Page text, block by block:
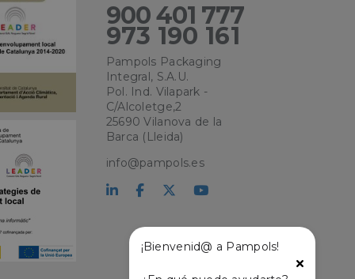
900 401 777
973 190 161
Pampols Packaging
Integral, S.A.U.
Pol. Ind. Vilapark -
C/Alcoletge,2
25690 Vilanova de la
Barca (Lleida)
info@pampols.es
¡Bienvenid@ a Pampols!
para recordar
los visitantes.
Script.com
lenguaje PHP.
usa puede ser
un
páginas.